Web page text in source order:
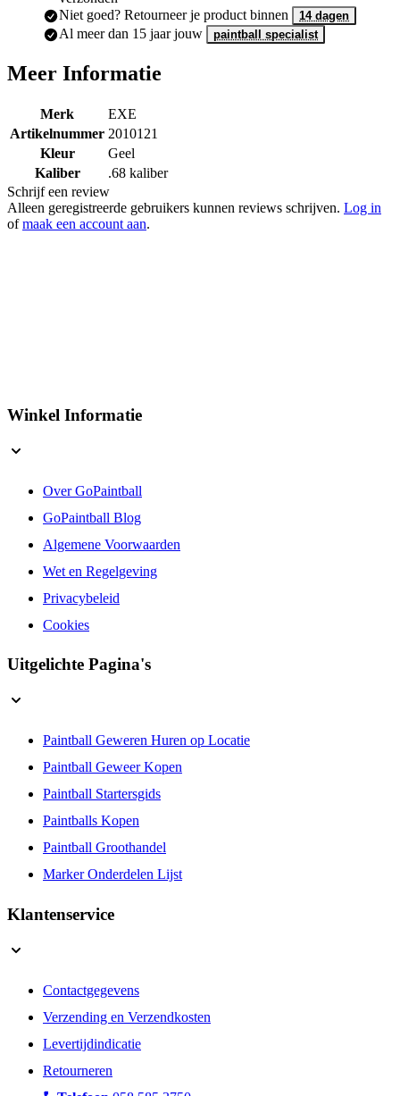
Niet goed? Retourneer je product binnen
14 dagen
Al meer dan 15 jaar jouw paintball specialist
Meer Informatie
Merk
EXE
Artikelnummer 2010121
Kleur
Geel
Kaliber
.68 kaliber
Schrijf een review
Alleen geregistreerde gebruikers kunnen reviews schrijven. Log in
ofmaak een account aan.
Winkel Informatie
Over GoPaintball
GoPaintball Blog
Algemene Voorwaarden
Wet en Regelgeving
Privacybeleid
Cookies
Uitgelichte Pagina's
Paintball Geweren Huren op Locatie
Paintball Geweer Kopen
Paintball Startersgids
Paintballs Kopen
Paintball Groothandel
Marker Onderdelen Lijst
Klantenservice
Contactgegevens
Verzending en Verzendkosten
Levertijdindicatie
Retourneren